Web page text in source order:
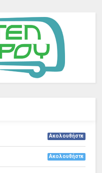
Ακολουθήστε
Ακολουθήστε